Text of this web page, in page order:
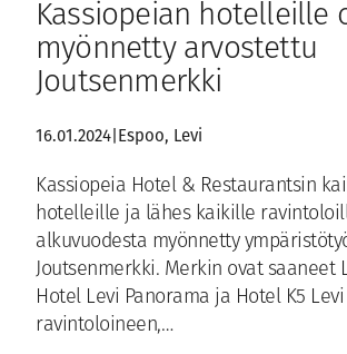
Kassiopeian hotelleille
myönnetty arvostettu
Joutsenmerkki
16.01.2024 Espoo, Levi
Kassiopeia Hotel & Restaurantsin
hotelleille ja lähes kaikille
alkuvuodesta myönnetty
Joutsenmerkki. Merkin ovat saaneet
Hotel Levi Panorama ja Hotel K5 Levi
ravintoloineen,…